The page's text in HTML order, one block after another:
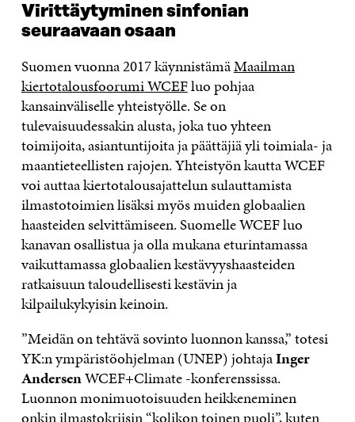
Virittäytyminen sinfonian
seuraavaan osaan
Suomen vuonna 2017 käynnistämäMaailman
kiertotalousfoorumi WCEFluo pohjaa
kansainväliselle yhteistyölle. Se on
tulevaisuudessakin alusta, joka tuo yhteen
toimijoita, asiantuntijoita ja päättäjiä yli toimiala- ja
maantieteellisten rajojen. Yhteistyön kautta WCEF
voi auttaa kiertotalousajattelun sulauttamista
ilmastotoimien lisäksi myös muiden globaalien
haasteiden selvittämiseen. Suomelle WCEF luo
kanavan osallistua ja olla mukana eturintamassa
vaikuttamassa globaalien kestävyyshaasteiden
ratkaisuun taloudellisesti kestävin ja
kilpailukykyisin keinoin.
”Meidän on tehtävä sovinto luonnon kanssa,” totesi
YK:n ympäristöohjelman (UNEP) johtajaInger
AndersenWCEF+Climate -konferenssissa.
Luonnon monimuotoisuuden heikkeneminen
onkin ilmastokriisin “kolikon toinen puoli”, kuten